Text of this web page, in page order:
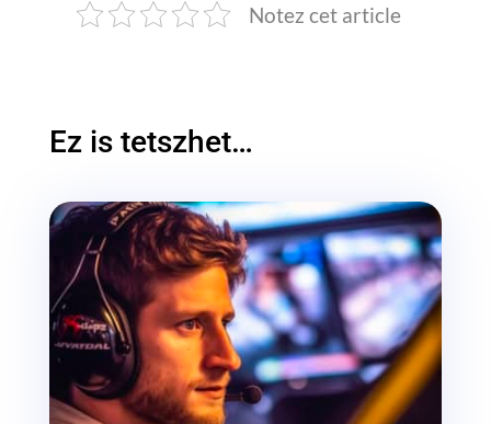
Notez cet article
Ez is tetszhet…